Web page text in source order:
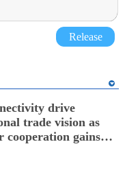
Release
drive
trade vision as
cooperation gains
China's BRI